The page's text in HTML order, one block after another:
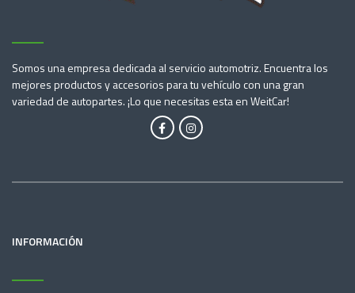
Somos una empresa dedicada al servicio automotriz. Encuentra los
mejores productos y accesorios para tu vehículo con una gran
variedad de autopartes. ¡Lo que necesitas esta en WeitCar!
INFORMACIÓN